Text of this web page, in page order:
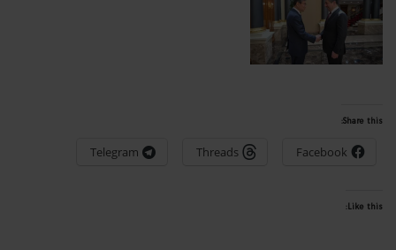
Share this:
Facebook
Threads
Telegram
Like this: